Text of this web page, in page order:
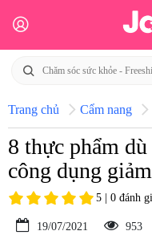
Trang chủ Cẩm nang
8 thực phẩm
công dụng
5 | 0 đánh
19/07/2021 953